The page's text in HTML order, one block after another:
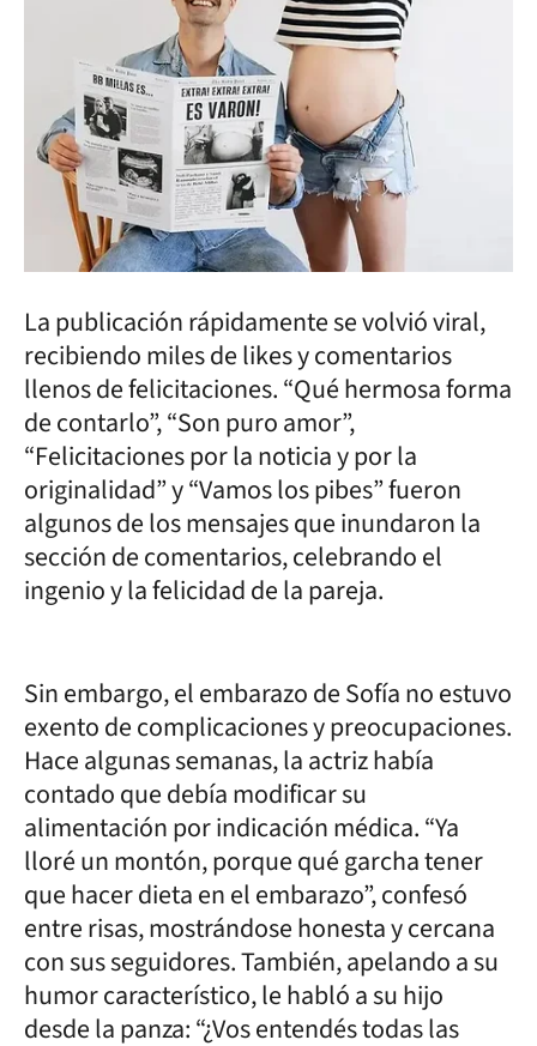
La publicación rápidamente se volvió viral,
recibiendo miles de likes y comentarios
llenos de felicitaciones. “Qué hermosa forma
de contarlo”, “Son puro amor”,
“Felicitaciones por la noticia y por la
originalidad” y “Vamos los pibes” fueron
algunos de los mensajes que inundaron la
sección de comentarios, celebrando el
ingenio y la felicidad de la pareja.
Sin embargo, el embarazo de Sofía no estuvo
exento de complicaciones y preocupaciones.
Hace algunas semanas, la actriz había
contado que debía modificar su
alimentación por indicación médica. “Ya
lloré un montón, porque qué garcha tener
que hacer dieta en el embarazo”, confesó
entre risas, mostrándose honesta y cercana
con sus seguidores. También, apelando a su
humor característico, le habló a su hijo
desde la panza: “¿Vos entendés todas las